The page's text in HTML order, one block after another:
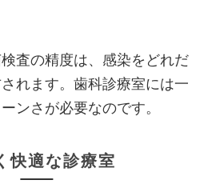
査の精度は、感染をどれだ
れます。歯科診療室には一
ンさが必要なのです。
快適な診療室